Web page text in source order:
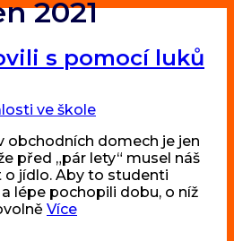
2021
s pomocí luků
ve škole
obchodních domech je jen
před „pár lety“ musel náš
jídlo. Aby to studenti
lépe pochopili dobu, o níž
Více